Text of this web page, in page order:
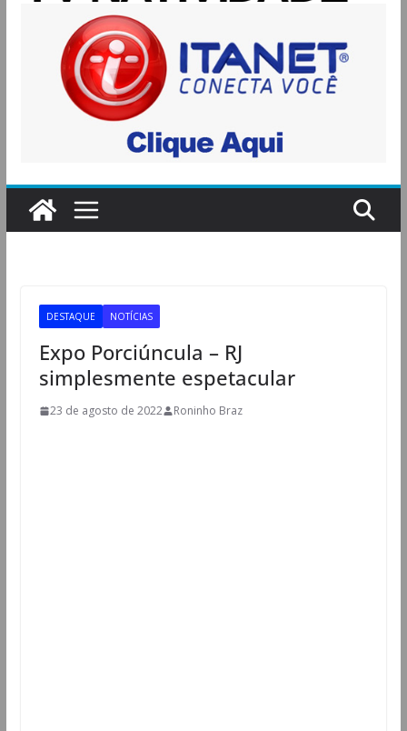
DESTAQUE NOTÍCIAS
Expo Porciúncula – RJ
simplesmente espetacular
23 de agosto de 2022 Roninho Braz